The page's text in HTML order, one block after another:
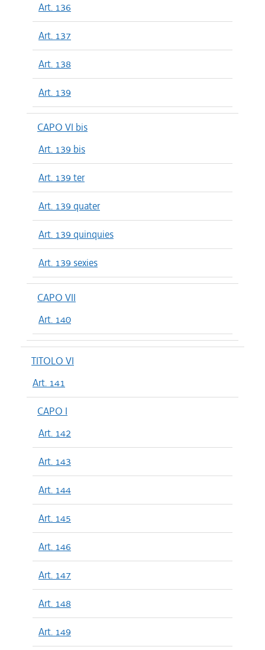
Art. 136
Art. 137
Art. 138
Art. 139
CAPO VI bis
Art. 139 bis
Art. 139 ter
Art. 139 quater
Art. 139 quinquies
Art. 139 sexies
CAPO VII
Art. 140
TITOLO VI
Art. 141
CAPO I
Art. 142
Art. 143
Art. 144
Art. 145
Art. 146
Art. 147
Art. 148
Art. 149